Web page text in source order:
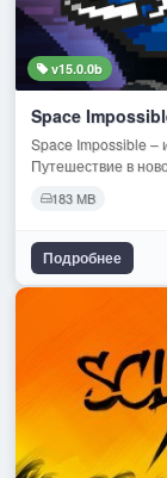
v15.0.0b
Space
Space Impossible –
Путешествие в
183 MB
Подробнее